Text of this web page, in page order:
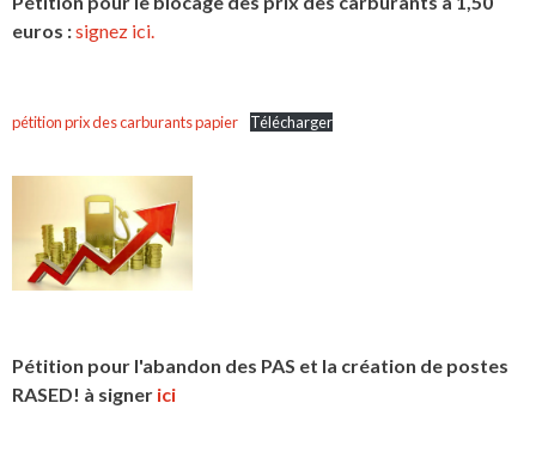
euros :signez ici.
pétition prix des carburants papier Télécharger
Pétition pour l'abandon des PAS et la création de postes
RASED! à signer ici